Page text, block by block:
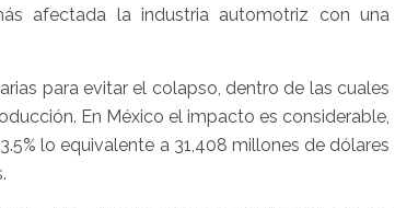
afectada la industria automotriz con una
para evitar el colapso, dentro de las cuales
En México el impacto es considerable,
lo equivalente a 31,408 millones de dólares